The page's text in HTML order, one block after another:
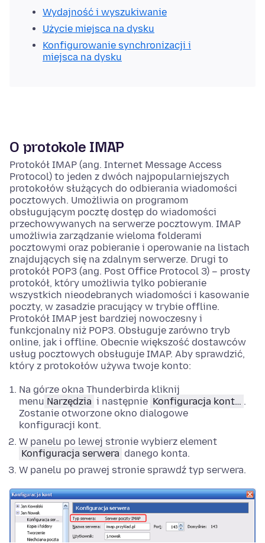
Wydajność i wyszukiwanie
Użycie miejsca na dysku
Konfigurowanie synchronizacji i
miejsca na dysku
O protokole IMAP
Protokół IMAP (ang. Internet Message Access
Protocol) to jeden z dwóch najpopularniejszych
protokołów służących do odbierania wiadomości
pocztowych. Umożliwia on programom
obsługującym pocztę dostęp do wiadomości
przechowywanych na serwerze pocztowym. IMAP
umożliwia zarządzanie wieloma folderami
pocztowymi oraz pobieranie i operowanie na listach
znajdujących się na zdalnym serwerze. Drugi to
protokół POP3 (ang. Post Office Protocol 3) – prosty
protokół, który umożliwia tylko pobieranie
wszystkich nieodebranych wiadomości i kasowanie
poczty, w zasadzie pracujący w trybie offline.
Protokół IMAP jest bardziej nowoczesny i
funkcjonalny niż POP3. Obsługuje zarówno tryb
online, jak i offline. Obecnie większość dostawców
usług pocztowych obsługuje IMAP. Aby sprawdzić,
który z protokołów używa twoje konto:
Na górze okna Thunderbirda kliknij
menu Narzędzia i następnie Konfiguracja kont… .
Zostanie otworzone okno dialogowe
konfiguracji kont.
W panelu po lewej stronie wybierz element
Konfiguracja serwera danego konta.
W panelu po prawej stronie sprawdź typ serwera.